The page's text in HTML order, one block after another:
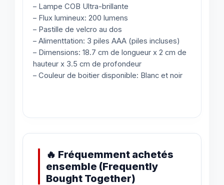
– Lampe COB Ultra-brillante
– Flux lumineux: 200 lumens
– Pastille de velcro au dos
– Alimenttation: 3 piles AAA (piles incluses)
– Dimensions: 18.7 cm de longueur x 2 cm de
hauteur x 3.5 cm de profondeur
– Couleur de boitier disponible: Blanc et noir
🔥 Fréquemment achetés
ensemble (Frequently
Bought Together)